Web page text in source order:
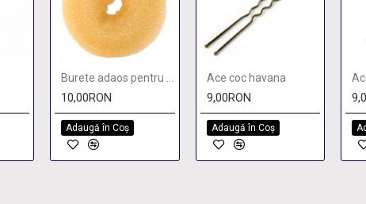
10,00RON
Adaugă în Coş
Ace coc havana
9,00RON
Adaugă în Coş